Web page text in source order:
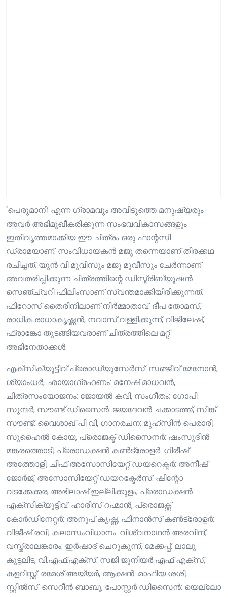
‘പെരുമാനി’ എന്ന ഗ്രാമവും അവിടുത്തെ മനുഷ്യരും
അവർ അഭിമുഖീകരിക്കുന്ന സംഭവവികാസങ്ങളും
ഇതിവൃത്തമാക്കിയ ഈ ചിത്രം ഒരു ഫാന്റസി
ഡ്രാമയാണ്. സംവിധായകൻ മജു തന്നെയാണ് തിരക്കഥ
രചിച്ചത്. യൂൻ വി മൂവീസും മജു മൂവീസും ചേർന്നാണ്
അവതരിപ്പിക്കുന്ന ചിത്രത്തിന്റെ ഡിസ്ട്രിബ്യൂഷൻ
സെഞ്ച്വറി ഫിലിംസാണ് സ്വന്തമാക്കിയിരിക്കുന്നത്.
ഫിറോസ് തൈരിനിലാണ് നിർമ്മാതാവ്. ദീപ തോമസ്,
രാധിക രാധാകൃഷ്ണൻ, നവാസ് വള്ളിക്കുന്ന്, വിജിലേഷ്,
ഫ്രാങ്കോ തുടങ്ങിയവരാണ് ചിത്രത്തിലെ മറ്റ്
അഭിനേതാക്കൾ.
എക്സിക്യൂട്ടീവ് പ്രൊഡ്യുസേർസ്: സഞ്ജീവ് മേനോൻ,
ശ്യാംധർ, ഛായാഗ്രഹണം: മനേഷ് മാധവൻ,
ചിത്രസംയോജനം: ജോയൽ കവി, സംഗീതം: ഗോപി
സുന്ദർ, സൗണ്ട് ഡിസൈൻ: ജയദേവൻ ചക്കാടത്ത്, സിങ്ക്
സൗണ്ട്: വൈശാഖ് പി വി, ഗാനരചന: മുഹ്സിൻ പെരാരി,
സുഹൈൽ കോയ, പ്രൊജക്ട് ഡിസൈനർ: ഷംസുദീൻ
മങ്കരത്തൊടി, പ്രൊഡക്ഷൻ കൺട്രോളർ: ഗിരീഷ്
അത്തോളി, ചീഫ് അസോസിയേറ്റ് ഡയറെക്ടർ: അനീഷ്
ജോർജ്, അസോസിയേറ്റ് ഡയറക്ടേർസ്: ഷിന്റോ
വടക്കേക്കര, അഭിലാഷ് ഇല്ലിക്കുളം, പ്രൊഡക്ഷൻ
എക്സിക്യൂട്ടീവ്: ഹാരിസ് റഹ്മാൻ, പ്രൊജക്റ്റ്‌
കോർഡിനേറ്റർ: അനൂപ് കൃഷ്ണ, ഫിനാൻസ് കൺട്രോളർ:
വിജീഷ് രവി, കലാസംവിധാനം: വിശ്വനാഥൻ അരവിന്ദ്,
വസ്ത്രാലങ്കാരം: ഇർഷാദ് ചെറുകുന്ന്, മേക്കപ്പ്: ലാലു
കൂട്ടലിട, വി.എഫ്.എക്സ്: സജി ജൂനിയർ എഫ് എക്സ്,
കളറിസ്റ്റ്: രമേശ്‌ അയ്യർ, ആക്ഷൻ: മാഫിയ ശശി,
സ്റ്റിൽസ്: സെറീൻ ബാബു, പോസ്റ്റർ ഡിസൈൻ: യെല്ലോ